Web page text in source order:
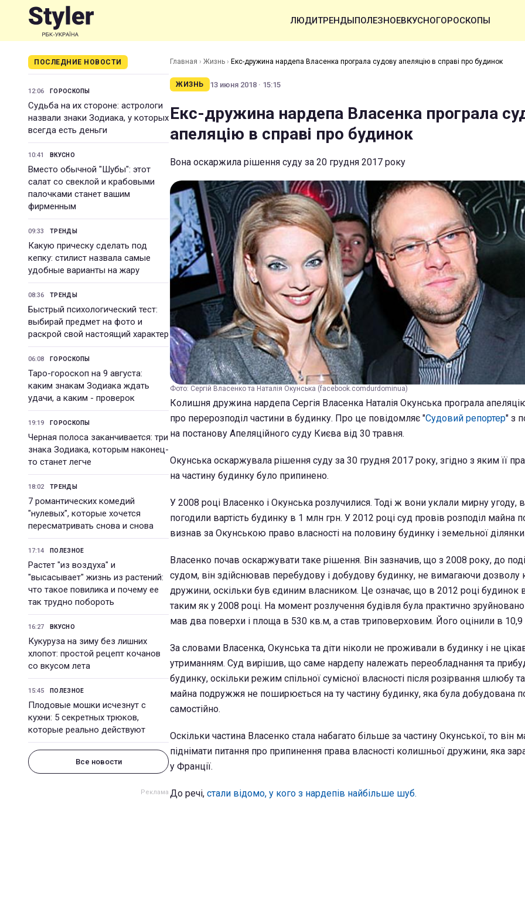
ЛЮДИТРЕНДЫПОЛЕЗНОЕВКУСНОГОРОСКОПЫ
ПОСЛЕДНИЕ НОВОСТИ
12:06 ГОРОСКОПЫ
Судьба на их стороне: астрологи
назвали знаки Зодиака, у которых
всегда есть деньги
10:41 ВКУСНО
Вместо обычной "Шубы": этот
салат со свеклой и крабовыми
палочками станет вашим
фирменным
09:33 ТРЕНДЫ
Какую прическу сделать под
кепку: стилист назвала самые
удобные варианты на жару
08:36 ТРЕНДЫ
Быстрый психологический тест:
выбирай предмет на фото и
раскрой свой настоящий характер
06:08 ГОРОСКОПЫ
Таро-гороскоп на 9 августа:
каким знакам Зодиака ждать
удачи, а каким - проверок
19:19 ГОРОСКОПЫ
Черная полоса заканчивается: три
знака Зодиака, которым наконец-
то станет легче
18:02 ТРЕНДЫ
7 романтических комедий
"нулевых", которые хочется
пересматривать снова и снова
17:14 ПОЛЕЗНОЕ
Растет "из воздуха" и
"высасывает" жизнь из растений:
что такое повилика и почему ее
так трудно побороть
16:27 ВКУСНО
Кукуруза на зиму без лишних
хлопот: простой рецепт кочанов
со вкусом лета
15:45 ПОЛЕЗНОЕ
Плодовые мошки исчезнут с
кухни: 5 секретных трюков,
которые реально действуют
Все новости
Главная › Жизнь › Екс-дружина нардепа Власенка програла судову апеляцію в справі про будинок
ЖИЗНЬ 13 июня 2018 · 15:15
Екс-дружина нардепа Власенка програла
апеляцію в справі про будинок
Вона оскаржила рішення суду за 20 грудня 2017 року
Фото: Сергій Власенко та Наталія Окунська (facebook.comdurdominua)
Колишня дружина нардепа Сергія Власенка Наталія Окунська програла
про перерозподіл частини в будинку. Про це повідомляє "Судовий репортер" з
на постанову Апеляційного суду Києва від 30 травня.
Окунська оскаржувала рішення суду за 30 грудня 2017 року, згідно з яким її
на частину будинку було припинено.
У 2008 році Власенко і Окунська розлучилися. Тоді ж вони уклали мирну угоду,
погодили вартість будинку в 1 млн грн. У 2012 році суд провів розподіл майна
визнав за Окунською право власності на половину будинку і земельної
Власенко почав оскаржувати таке рішення. Він зазначив, що з 2008 року, до
судом, він здійснював перебудову і добудову будинку, не вимагаючи дозволу
дружини, оскільки був єдиним власником. Це означає, що в 2012 році будинок
таким як у 2008 році. На момент розлучення будівля була практично
мав два поверхи і площа в 530 кв.м, а став триповерховим. Його оцінили в
За словами Власенка, Окунська та діти ніколи не проживали в будинку і не
утриманням. Суд вирішив, що саме нардепу належать переобладнання та
будинку, оскільки режим спільної сумісної власності після розірвання шлюбу
майна подружжя не поширюється на ту частину будинку, яка була добудована
самостійно.
Оскільки частина Власенко стала набагато більше за частину Окунської, то він
піднімати питання про припинення права власності колишньої дружини, яка
у Франції.
До речі, стали відомо, у кого з нардепів найбільше шуб.